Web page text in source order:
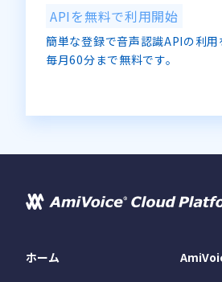
APIを無料で利用開始
簡単な登録で音声認識APIの利用
毎月60分まで無料です。
ホーム